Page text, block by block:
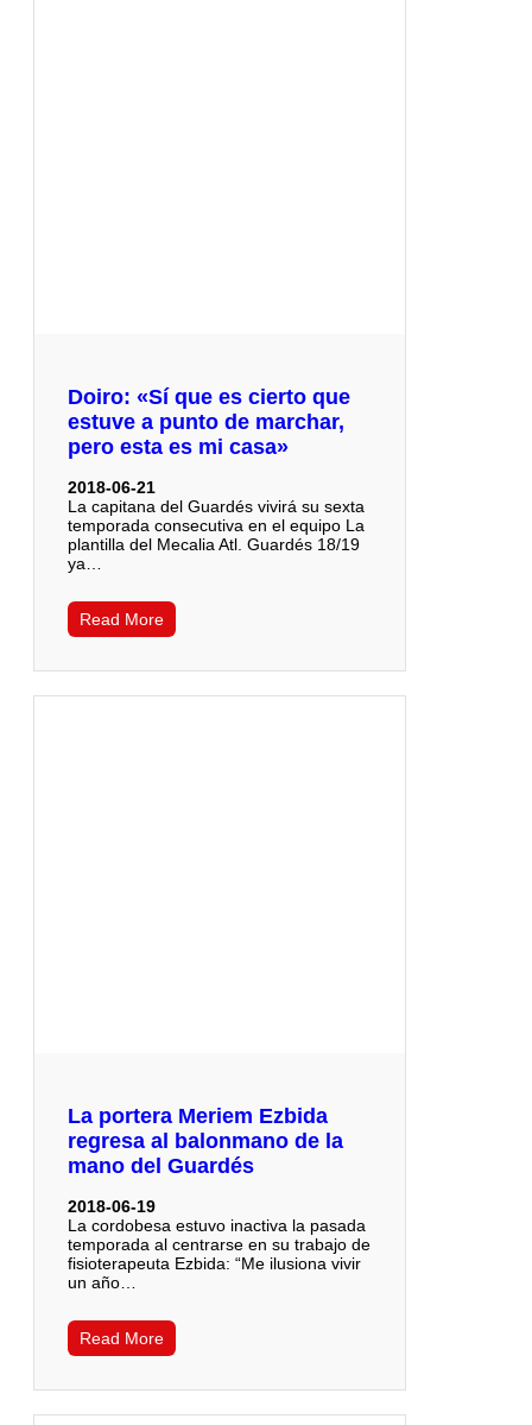
Doiro: «Sí que es cierto que
estuve a punto de marchar,
pero esta es mi casa»
2018-06-21
La capitana del Guardés vivirá su sexta
temporada consecutiva en el equipo La
plantilla del Mecalia Atl. Guardés 18/19
ya…
Read More
La portera Meriem Ezbida
regresa al balonmano de la
mano del Guardés
2018-06-19
La cordobesa estuvo inactiva la pasada
temporada al centrarse en su trabajo de
fisioterapeuta Ezbida: “Me ilusiona vivir
un año…
Read More